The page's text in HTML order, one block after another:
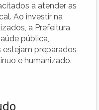
a atender as
Ao investir na
a Prefeitura
pública,
estejam preparados
e humanizado.